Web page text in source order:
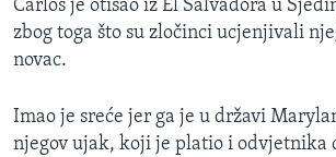
Carlos je otišao iz El Salvadora u
zbog toga što su zločinci ucjenjivali
novac.
Imao je sreće jer ga je u državi
njegov ujak, koji je platio i odvjetnika